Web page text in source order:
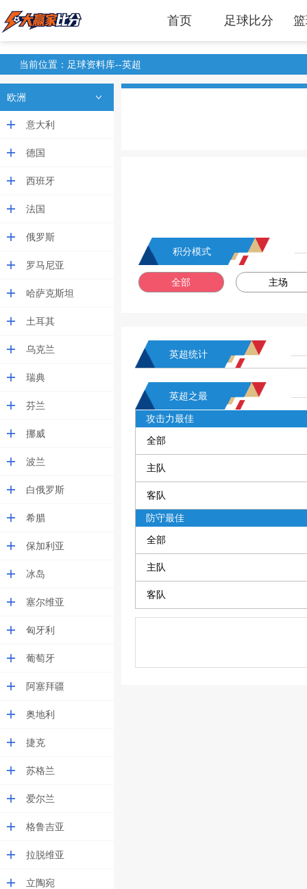
首页 足球比分
当前位置：足球资料库--英超
欧洲
意大利
德国
西班牙
法国
俄罗斯
罗马尼亚
哈萨克斯坦
土耳其
乌克兰
瑞典
芬兰
挪威
波兰
白俄罗斯
希腊
保加利亚
冰岛
塞尔维亚
匈牙利
葡萄牙
阿塞拜疆
奥地利
捷克
苏格兰
爱尔兰
格鲁吉亚
拉脱维亚
立陶宛
积分模式
全部 主场
英超统计
英超之最
攻击力最佳
全部
主队
客队
防守最佳
全部
主队
客队